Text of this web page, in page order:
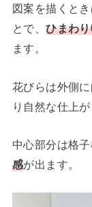
図案を描くと
とで、ひまわ
ます。
花びらは外側
り自然な仕上
中心部分は格
感が出ます。